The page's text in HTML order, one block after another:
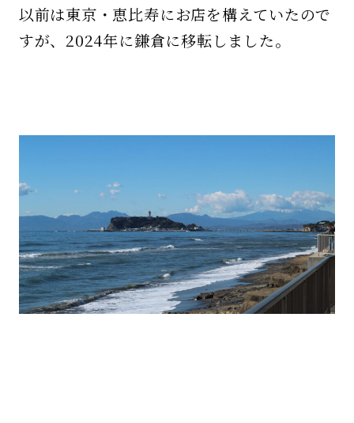
以前は東京・恵比寿にお店を構えていたので
すが、2024年に鎌倉に移転しました。